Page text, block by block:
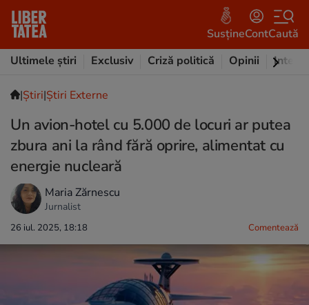
SusțineContCaută
Ultimele știri
Exclusiv Criză politică Opinii
|Ştiri|Știri Externe
Un avion-hotel cu 5.000 de locuri ar putea
zbura ani la rând fără oprire, alimentat cu
energie nucleară
Maria Zărnescu
Jurnalist
26 iul. 2025, 18:18 Comentează